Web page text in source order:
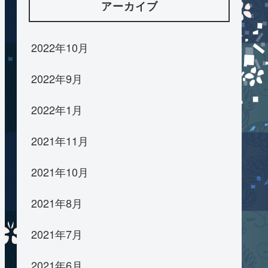
アーカイブ
2022年10月
2022年9月
2022年1月
2021年11月
2021年10月
2021年8月
2021年7月